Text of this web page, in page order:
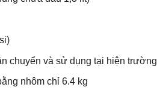
chuyển và sử dụng tại hiện trường
nhôm chỉ 6.4 kg